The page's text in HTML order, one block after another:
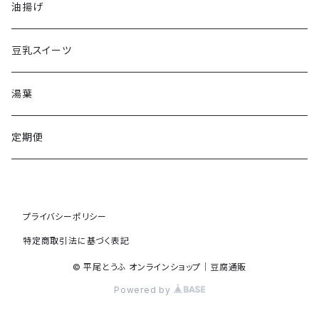
油揚げ
豆乳スイーツ
湯葉
定期便
プライバシーポリシー
特定商取引法に基づく表記
© 平尾とうふ オンラインショップ｜豆腐通販
Powered by